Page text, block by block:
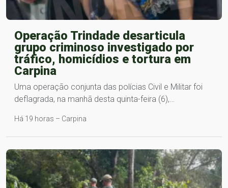
Operação Trindade desarticula
grupo criminoso investigado por
tráfico, homicídios e tortura em
Carpina
Uma operação conjunta das polícias Civil e Militar foi
deflagrada, na manhã desta quinta-feira (6),…
Há 19 horas – Carpina